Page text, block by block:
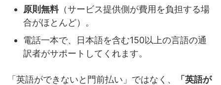
原則無料（サービス提供側が費用を負担する場
合がほとんど）。
電話一本で、日本語を含む150以上の言語の通
訳者がサポートしてくれます。
「英語ができないと門前払い」ではなく、
「英語が